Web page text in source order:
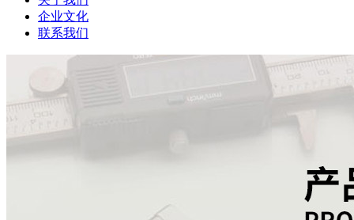
企业文化
联系我们